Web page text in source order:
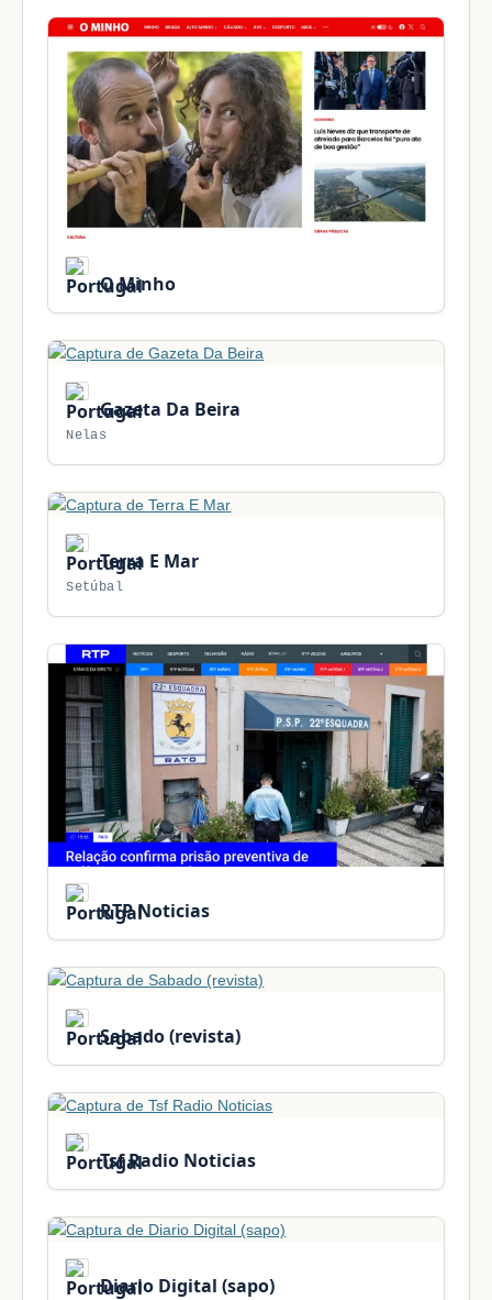
O Minho
Gazeta Da Beira
Nelas
Terra E Mar
Setúbal
RTP Noticias
Sabado (revista)
Tsf Radio Noticias
Diario Digital (sapo)